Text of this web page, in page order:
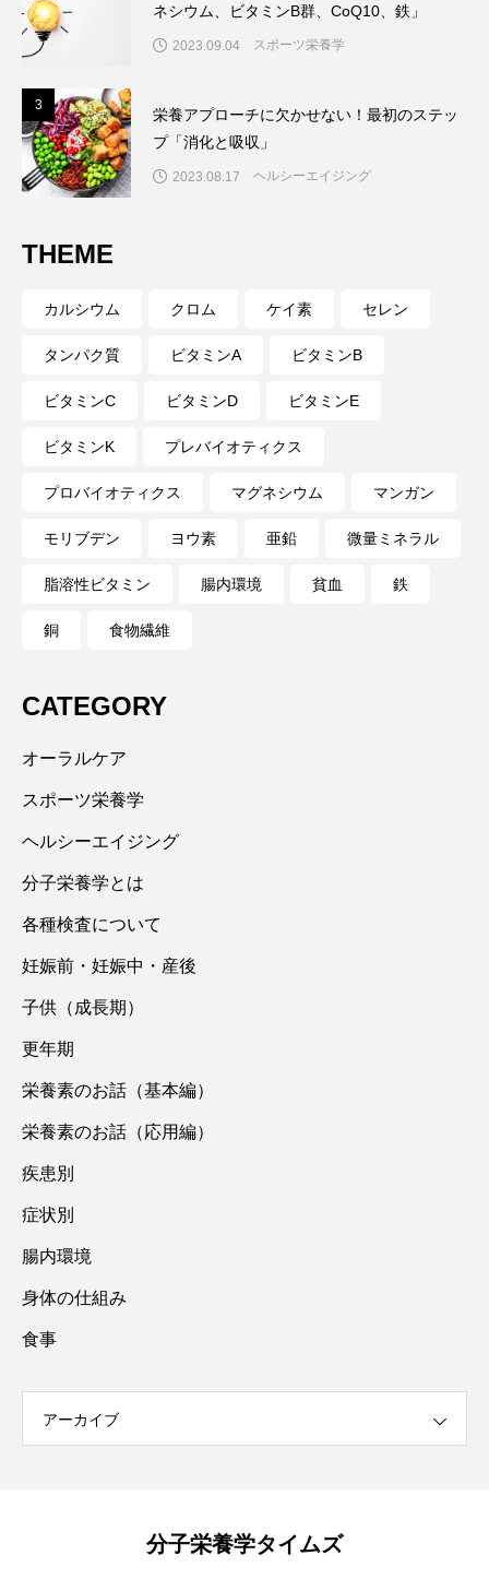
ネシウム、ビタミンB群、CoQ10、鉄」
2023.09.04 スポーツ栄養学
3
栄養アプローチに欠かせない！最初のステッ
プ「消化と吸収」
2023.08.17 ヘルシーエイジング
THEME
カルシウム クロム ケイ素 セレン
タンパク質 ビタミンA ビタミンB
ビタミンC ビタミンD ビタミンE
ビタミンK プレバイオティクス
プロバイオティクス マグネシウム マンガン
モリブデン ヨウ素 亜鉛 微量ミネラル
脂溶性ビタミン 腸内環境 貧血 鉄
銅 食物繊維
CATEGORY
オーラルケア
スポーツ栄養学
ヘルシーエイジング
分子栄養学とは
各種検査について
妊娠前・妊娠中・産後
子供（成長期）
更年期
栄養素のお話（基本編）
栄養素のお話（応用編）
疾患別
症状別
腸内環境
身体の仕組み
食事
アーカイブ
分子栄養学タイムズ